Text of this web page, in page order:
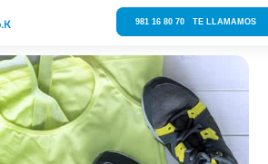
981 16 80 70 TE LLAMAMOS